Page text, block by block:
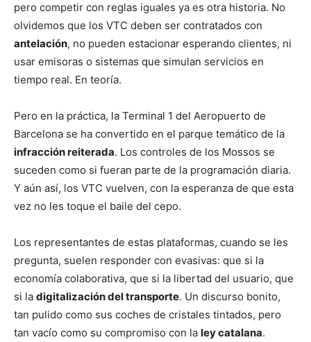
pero competir con reglas iguales ya es otra historia. No
olvidemos que los VTC deben ser contratados con
antelación, no pueden estacionar esperando clientes, ni
usar emisoras o sistemas que simulan servicios en
tiempo real. En teoría.
Pero en la práctica, la Terminal 1 del Aeropuerto de
Barcelona se ha convertido en el parque temático de la
infracción reiterada. Los controles de los Mossos se
suceden como si fueran parte de la programación diaria.
Y aún así, los VTC vuelven, con la esperanza de que esta
vez no les toque el baile del cepo.
Los representantes de estas plataformas, cuando se les
pregunta, suelen responder con evasivas: que si la
economía colaborativa, que si la libertad del usuario, que
si la digitalización del transporte. Un discurso bonito,
tan pulido como sus coches de cristales tintados, pero
tan vacío como su compromiso con la ley catalana.